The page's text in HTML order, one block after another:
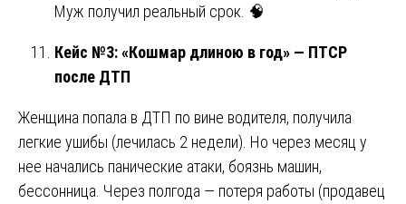
Муж получил реальный срок. 🧠
Кейс №3: «Кошмар длиною в год» — ПТСР
после ДТП
Женщина попала в ДТП по вине водителя, получила
легкие ушибы (лечилась 2 недели). Но через месяц у
нее начались панические атаки, боязнь машин,
бессонница. Через полгода — потеря работы (продавец